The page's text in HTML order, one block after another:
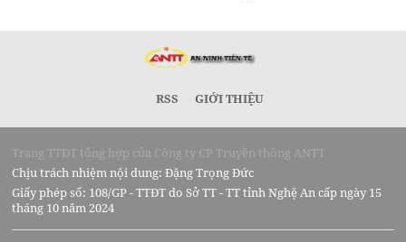
RSS GIỚI THIỆU
Trang TTĐT tổng hợp của Công ty CP Truyền thông ANTT
Chịu trách nhiệm nội dung: Đặng Trọng Đức
Giấy phép số: 108/GP - TTĐT do Sở TT - TT tỉnh Nghệ An cấp ngày 15
tháng 10 năm 2024